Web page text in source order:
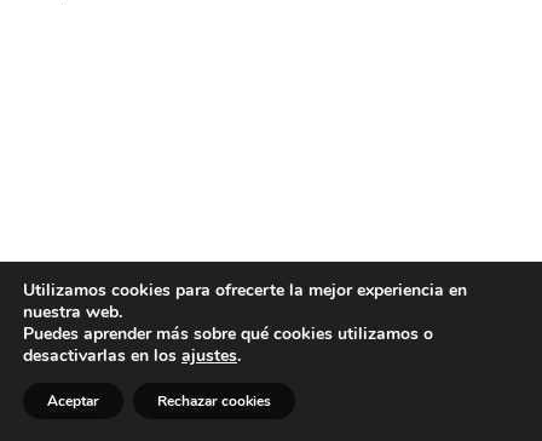
Utilizamos cookies para ofrecerte la mejor experiencia en
nuestra web.
Puedes aprender más sobre qué cookies utilizamos o
desactivarlas en los ajustes.
Aceptar Rechazar cookies